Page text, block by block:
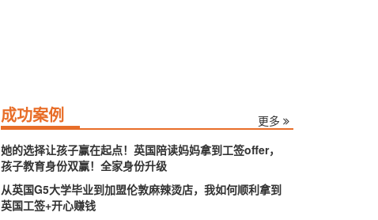
成功案例
更多
她的选择让孩子赢在起点！英国陪读妈妈拿到工签offer，
孩子教育身份双赢！全家身份升级
从英国G5大学毕业到加盟伦敦麻辣烫店，我如何顺利拿到
英国工签+开心赚钱